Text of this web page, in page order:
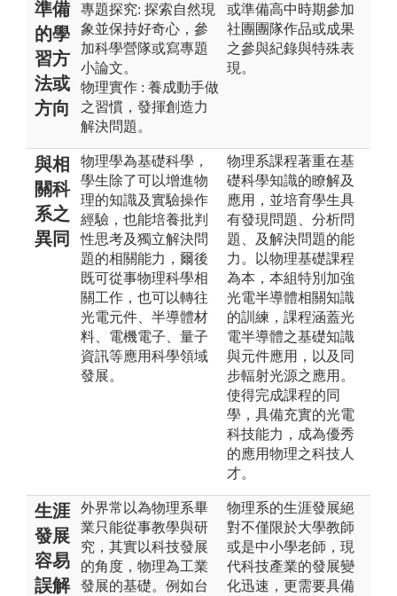
準備
的學
習方
法或
方向
專題探究: 探索自然現
象並保持好奇心，參
加科學營隊或寫專題
小論文。
物理實作 : 養成動手做
之習慣，發揮創造力
解決問題。
或準備高中時期參加
社團團隊作品或成果
之參與紀錄與特殊表
現。
與相
關科
系之
異同
物理學為基礎科學，
學生除了可以增進物
理的知識及實驗操作
經驗，也能培養批判
性思考及獨立解決問
題的相關能力，爾後
既可從事物理科學相
關工作，也可以轉往
光電元件、半導體材
料、電機電子、量子
資訊等應用科學領域
發展。
物理系課程著重在基
礎科學知識的瞭解及
應用，並培育學生具
有發現問題、分析問
題、及解決問題的能
力。以物理基礎課程
為本，本組特別加強
光電半導體相關知識
的訓練，課程涵蓋光
電半導體之基礎知識
與元件應用，以及同
步輻射光源之應用。
使得完成課程的同
學，具備充實的光電
科技能力，成為優秀
的應用物理之科技人
才。
生涯
發展
容易
誤解
外界常以為物理系畢
業只能從事教學與研
究，其實以科技發展
的角度，物理為工業
發展的基礎。例如台
物理系的生涯發展絕
對不僅限於大學教師
或是中小學老師，現
代科技產業的發展變
化迅速，更需要具備